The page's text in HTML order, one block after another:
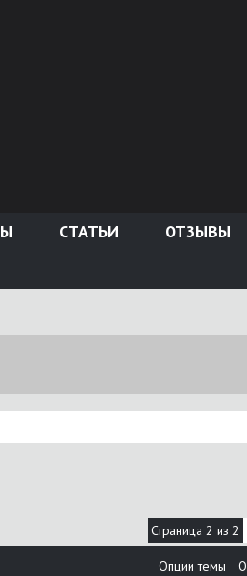
СТАТЬИ ОТЗЫВЫ
Страница 2 из 2
Опции темы